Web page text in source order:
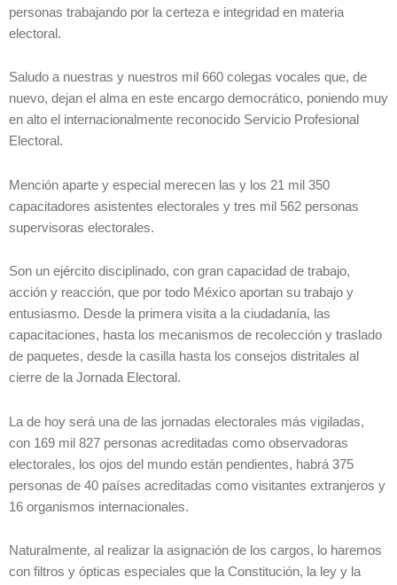
personas trabajando por la certeza e integridad en materia
electoral.
Saludo a nuestras y nuestros mil 660 colegas vocales que, de
nuevo, dejan el alma en este encargo democrático, poniendo muy
en alto el internacionalmente reconocido Servicio Profesional
Electoral.
Mención aparte y especial merecen las y los 21 mil 350
capacitadores asistentes electorales y tres mil 562 personas
supervisoras electorales.
Son un ejército disciplinado, con gran capacidad de trabajo,
acción y reacción, que por todo México aportan su trabajo y
entusiasmo. Desde la primera visita a la ciudadanía, las
capacitaciones, hasta los mecanismos de recolección y traslado
de paquetes, desde la casilla hasta los consejos distritales al
cierre de la Jornada Electoral.
La de hoy será una de las jornadas electorales más vigiladas,
con 169 mil 827 personas acreditadas como observadoras
electorales, los ojos del mundo están pendientes, habrá 375
personas de 40 países acreditadas como visitantes extranjeros y
16 organismos internacionales.
Naturalmente, al realizar la asignación de los cargos, lo haremos
con filtros y ópticas especiales que la Constitución, la ley y la